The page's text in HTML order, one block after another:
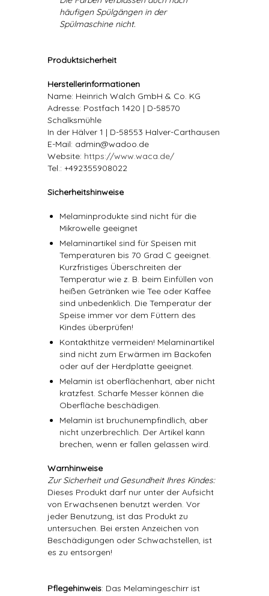
häufigen Spülgängen in der
Spülmaschine nicht.
Produktsicherheit
Herstellerinformationen
Name: Heinrich Walch GmbH & Co. KG
Adresse: Postfach 1420 | D-58570
Schalksmühle
In der Hälver 1 | D-58553 Halver-Carthausen
E-Mail: admin@wadoo.de
Website: https://www.waca.de/
Tel.: +492355908022
Sicherheitshinweise
Melaminprodukte sind nicht für die
Mikrowelle geeignet
Melaminartikel sind für Speisen mit
Temperaturen bis 70 Grad C geeignet.
Kurzfristiges Überschreiten der
Temperatur wie z. B. beim Einfüllen von
heißen Getränken wie Tee oder Kaffee
sind unbedenklich. Die Temperatur der
Speise immer vor dem Füttern des
Kindes überprüfen!
Kontakthitze vermeiden! Melaminartikel
sind nicht zum Erwärmen im Backofen
oder auf der Herdplatte geeignet.
Melamin ist oberflächenhart, aber nicht
kratzfest. Scharfe Messer können die
Oberfläche beschädigen.
Melamin ist bruchunempfindlich, aber
nicht unzerbrechlich. Der Artikel kann
brechen, wenn er fallen gelassen wird.
Warnhinweise
Zur Sicherheit und Gesundheit Ihres Kindes:
Dieses Produkt darf nur unter der Aufsicht
von Erwachsenen benutzt werden. Vor
jeder Benutzung, ist das Produkt zu
untersuchen. Bei ersten Anzeichen von
Beschädigungen oder Schwachstellen, ist
es zu entsorgen!
Pflegehinweis: Das Melamingeschirr ist